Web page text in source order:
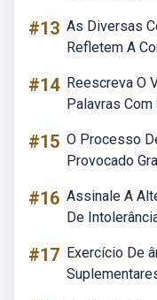
#13 As Diversas
Refletem A
#14 Reescreva O
Palavras
#15 O Processo
Provocado
#16 Assinale A
De
#17 Exercício De